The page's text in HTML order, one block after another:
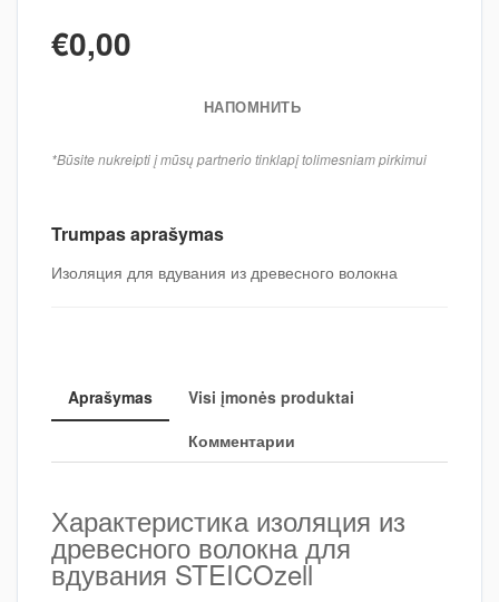
€0,00
НАПОМНИТЬ
*Būsite nukreipti į mūsų partnerio tinklapį tolimesniam pirkimui
Trumpas aprašymas
Изоляция для вдувания из древесного волокна
Aprašymas
Visi įmonės produktai
Комментарии
Характеристика изоляция из
древесного волокна для
вдувания STEICOzell